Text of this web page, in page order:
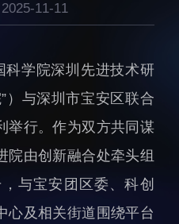
合成生物学研究所
碳中和技术研究所
科学仪器所（筹）
11-11
科学院深圳先进技术研
）与深圳市宝安区联合
举行。作为双方共同谋
院由创新融合处牵头组
与宝安团区委、科创
心及相关街道围绕平台